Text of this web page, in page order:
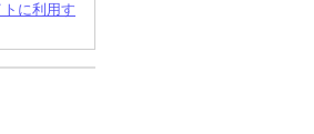
に利用す